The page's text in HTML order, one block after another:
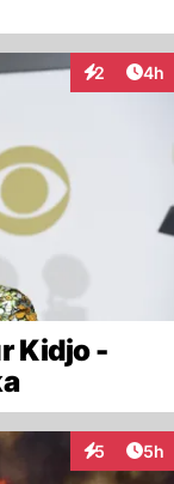
2 4h
Kidjo -
5 5h